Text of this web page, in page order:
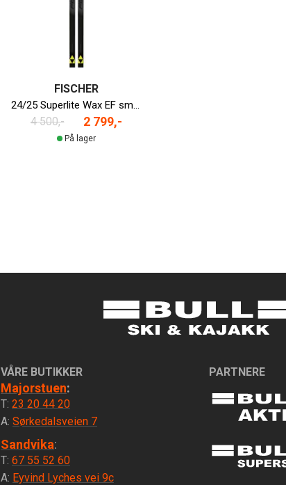
FISCHER
4 500,- 2 799,-
På lager
VÅRE BUTIKKER
Majorstuen:
T: 23 20 44 20
A: Sørkedalsveien 7
Sandvika:
T: 67 55 52 60
A: Eyvind Lyches vei 9c
PARTNERE